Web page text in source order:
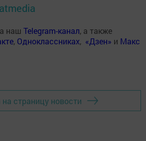
наш Telegram-канал, а также
, Одноклассниках, «Дзен» и Макс
на страницу новости